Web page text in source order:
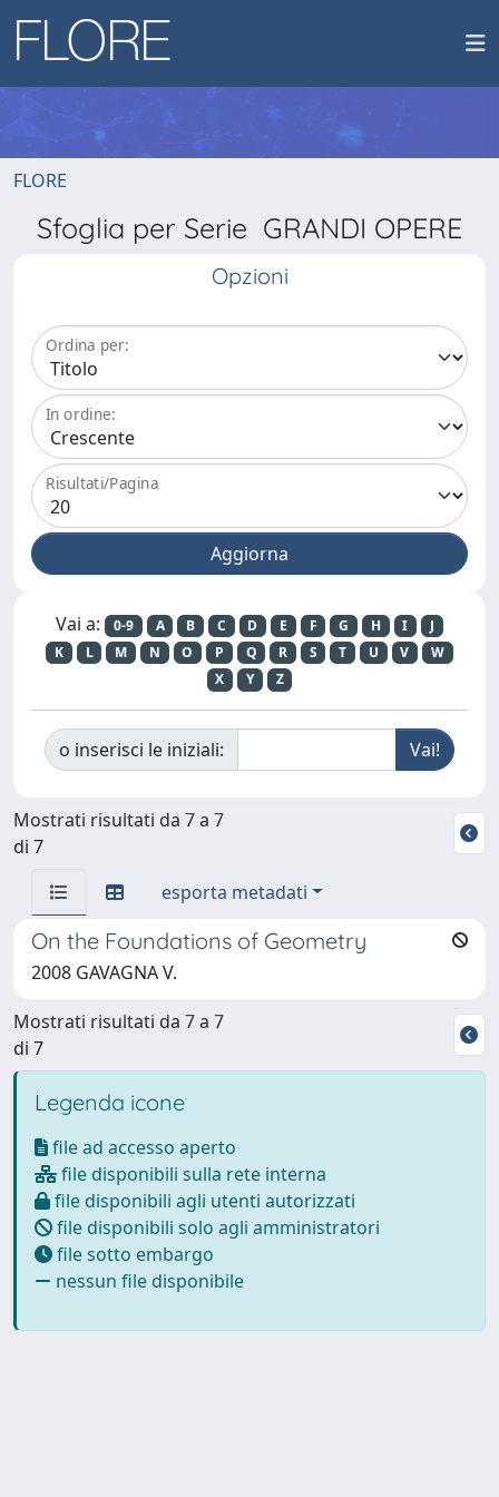
FLORE
Sfoglia per Serie GRANDI OPERE
Opzioni
Ordina per:
In ordine:
Risultati/Pagina
Vai a: 0-9 A B C D E F G H I
J
K
L M N O P Q R S T U V
W
X
Y Z
o inserisci le iniziali:
Mostrati risultati da 7 a 7
di 7
esporta metadati
On the Foundations of Geometry
2008 GAVAGNA V.
Mostrati risultati da 7 a 7
di 7
Legenda icone
file ad accesso aperto
file disponibili sulla rete interna
file disponibili agli utenti autorizzati
file disponibili solo agli amministratori
file sotto embargo
nessun file disponibile